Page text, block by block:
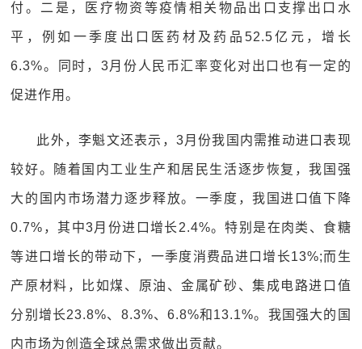
付。二是，医疗物资等疫情相关物品出口支撑出口水
平，例如一季度出口医药材及药品52.5亿元，增长
6.3%。同时，3月份人民币汇率变化对出口也有一定的
促进作用。
此外，李魁文还表示，3月份我国内需推动进口表现
较好。随着国内工业生产和居民生活逐步恢复，我国强
大的国内市场潜力逐步释放。一季度，我国进口值下降
0.7%，其中3月份进口增长2.4%。特别是在肉类、食糖
等进口增长的带动下，一季度消费品进口增长13%;而生
产原材料，比如煤、原油、金属矿砂、集成电路进口值
分别增长23.8%、8.3%、6.8%和13.1%。我国强大的国
内市场为创造全球总需求做出贡献。